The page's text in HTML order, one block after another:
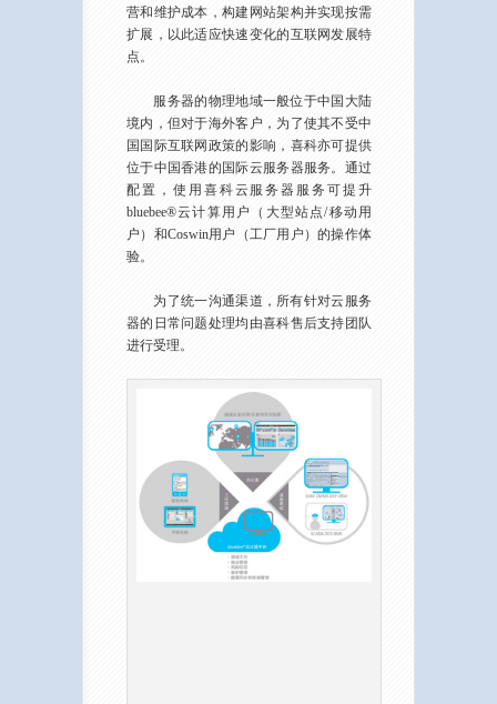
营和维护成本，构建网站架构并实现按需
扩展，以此适应快速变化的互联网发展特
点。
服务器的物理地域一般位于中国大陆
境内，但对于海外客户，为了使其不受中
国国际互联网政策的影响，喜科亦可提供
位于中国香港的国际云服务器服务。通过
配置，使用喜科云服务器服务可提升
bluebee®云计算用户（大型站点/移动用
户）和Coswin用户（工厂用户）的操作体
验。
为了统一沟通渠道，所有针对云服务
器的日常问题处理均由喜科售后支持团队
进行受理。